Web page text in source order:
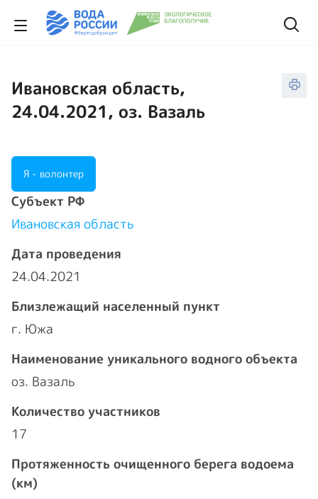
Ивановская область,
24.04.2021, оз. Вазаль
Я - волонтер
Cубъект РФ
Ивановская область
Дата проведения
24.04.2021
Близлежащий населенный пункт
г. Южа
Наименование уникального водного объекта
оз. Вазаль
Количество участников
17
Протяженность очищенного берега водоема
(км)